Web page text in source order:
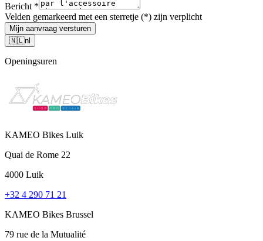
Bericht *
Velden gemarkeerd met een sterretje (*) zijn verplicht
Mijn aanvraag versturen
🇳🇱nl
Openingsuren
KAMEO Bikes Luik
Quai de Rome 22
4000 Luik
+32 4 290 71 21
KAMEO Bikes Brussel
79 rue de la Mutualité